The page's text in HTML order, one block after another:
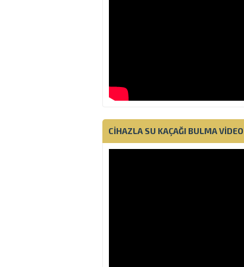
CIHAZLA SU KAÇAĞI BULMA VIDEO